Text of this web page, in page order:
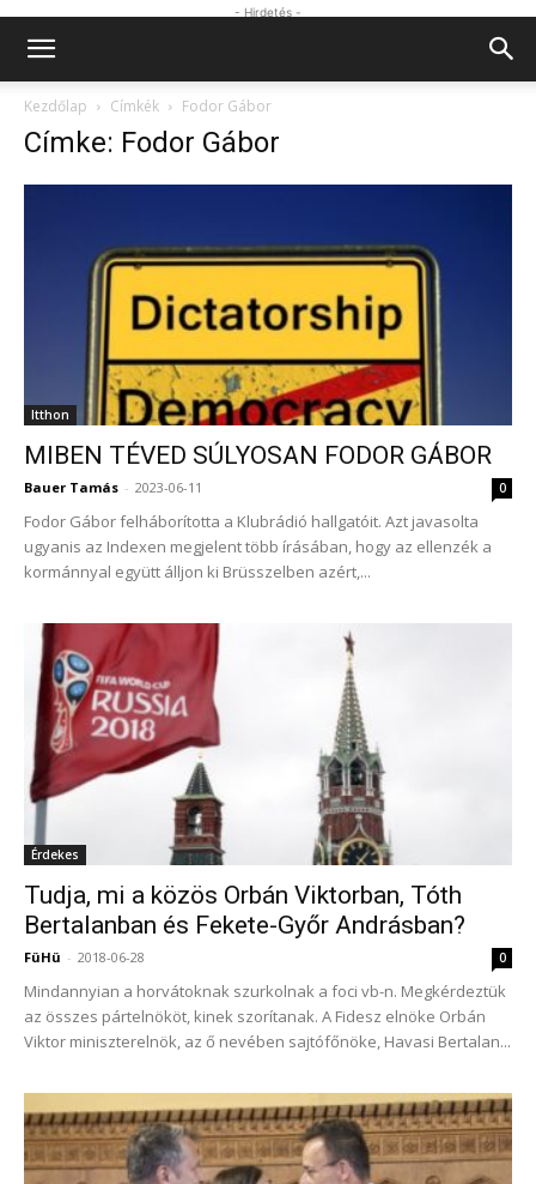
- Hirdetés -
Kezdőlap Címkék Fodor Gábor
Címke: Fodor Gábor
Itthon
MIBEN TÉVED SÚLYOSAN FODOR GÁBOR
Bauer Tamás - 2023-06-11 0
Fodor Gábor felháborította a Klubrádió hallgatóit. Azt javasolta
ugyanis az Indexen megjelent több írásában, hogy az ellenzék a
kormánnyal együtt álljon ki Brüsszelben azért,...
Érdekes
Tudja, mi a közös Orbán Viktorban, Tóth
Bertalanban és Fekete-Győr Andrásban?
FüHü - 2018-06-28 0
Mindannyian a horvátoknak szurkolnak a foci vb-n. Megkérdeztük
az összes pártelnököt, kinek szorítanak. A Fidesz elnöke Orbán
Viktor miniszterelnök, az ő nevében sajtófőnöke, Havasi Bertalan...